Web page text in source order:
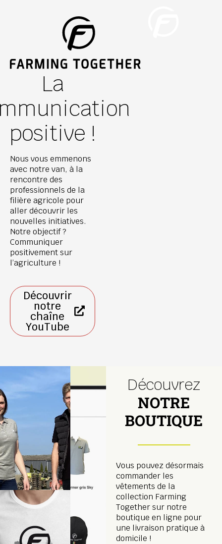
La
positive !
Nous vous emmenons
avec notre van, à la
rencontre des
professionnels de la
filière agricole pour
aller découvrir les
nouvelles initiatives.
Notre objectif ?
Communiquer
positivement sur
l’agriculture !
Découvrir
notre
chaîne
YouTube
Découvrez
NOTRE
BOUTIQUE
Vous pouvez désormais
commander les
vêtements de la
collection Farming
Together sur notre
boutique en ligne pour
une livraison pratique à
domicile !